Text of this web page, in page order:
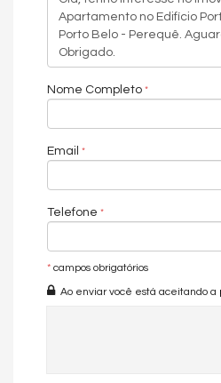
Gás Individual
Armário Cozinha
Piscina adulta
Sala de jogos
Salão de festas
Entrada p/ banhistas e box de praia
Elevador
Nome Completo
Email
Telefone
* campos obrigatórios
Ao enviar você está aceitando a